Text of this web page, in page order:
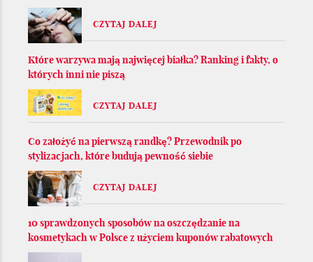
CZYTAJ DALEJ
Które warzywa mają najwięcej białka? Ranking i fakty, o
których inni nie piszą
CZYTAJ DALEJ
Co założyć na pierwszą randkę? Przewodnik po
stylizacjach, które budują pewność siebie
CZYTAJ DALEJ
10 sprawdzonych sposobów na oszczędzanie na
kosmetykach w Polsce z użyciem kuponów rabatowych